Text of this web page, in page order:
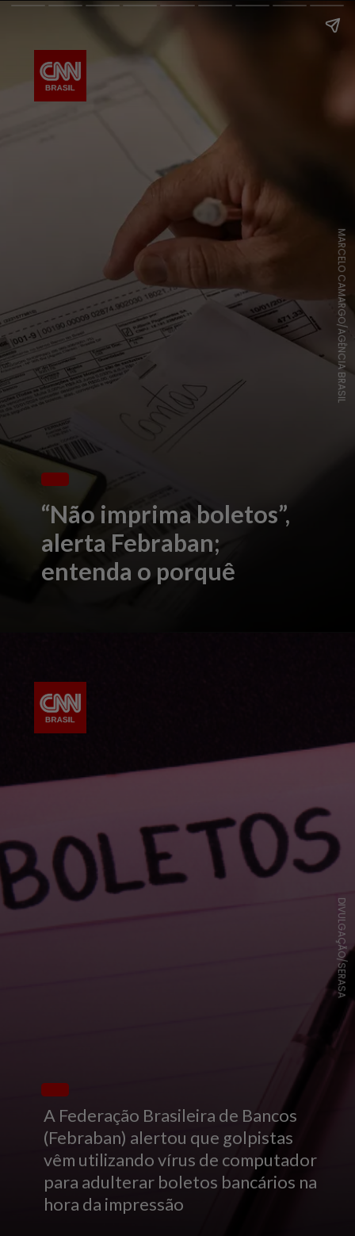
“Não imprima boletos”,
alerta Febraban;
entenda o porquê
MARCELO CAMARGO/AGÊNCIA BRASIL
A Federação Brasileira de Bancos
(Febraban) alertou que golpistas
vêm utilizando vírus de computador
para adulterar boletos bancários na
hora da impressão
DIVULGAÇÃO/SERASA